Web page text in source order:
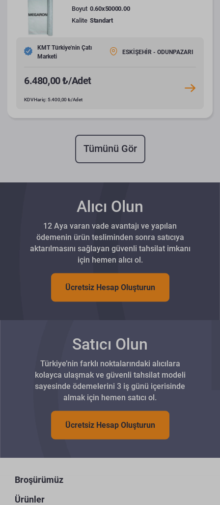
Boyut 0.60x50000.00
Kalite Standart
KMT Türkiye'nin Çatı
Marketi
ESKİŞEHİR - ODUNPAZARI
6.480,00 ₺/Adet
KDV Hariç: 5.400,00 ₺/Adet
Tümünü Gör
Alıcı Olun
12 Aya varan vade avantajı ve yapılan
ödemenin ürün tesliminden sonra satıcıya
aktarılmasını sağlayan güvenli tahsilat imkanı
için hemen alıcı ol.
Ücretsiz Hesap Oluşturun
Satıcı Olun
Türkiye’nin farklı noktalarındaki alıcılara
kolayca ulaşmak ve güvenli tahsilat modeli
sayesinde ödemelerini 3 iş günü içerisinde
almak için hemen satıcı ol.
Ücretsiz Hesap Oluşturun
Broşürümüz
Ürünler